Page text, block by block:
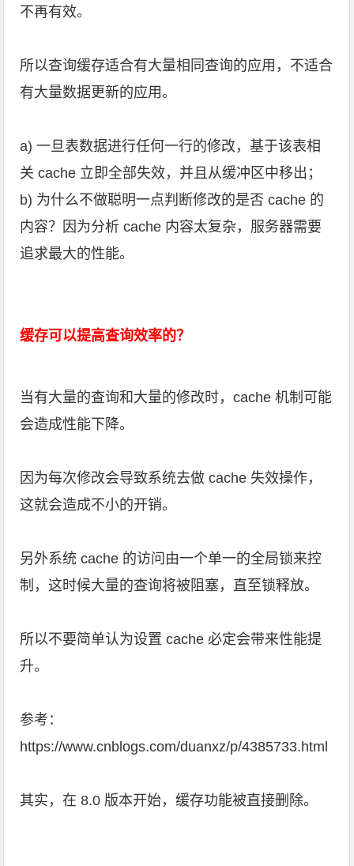
不再有效。
所以查询缓存适合有大量相同查询的应用，不适合
有大量数据更新的应用。
a) 一旦表数据进行任何一行的修改，基于该表相
关 cache 立即全部失效，并且从缓冲区中移出；
b) 为什么不做聪明一点判断修改的是否 cache 的
内容？因为分析 cache 内容太复杂，服务器需要
追求最大的性能。
缓存可以提高查询效率的？
当有大量的查询和大量的修改时，cache 机制可能
会造成性能下降。
因为每次修改会导致系统去做 cache 失效操作，
这就会造成不小的开销。
另外系统 cache 的访问由一个单一的全局锁来控
制，这时候大量的查询将被阻塞，直至锁释放。
所以不要简单认为设置 cache 必定会带来性能提
升。
参考：
https://www.cnblogs.com/duanxz/p/4385733.html
其实，在 8.0 版本开始，缓存功能被直接删除。